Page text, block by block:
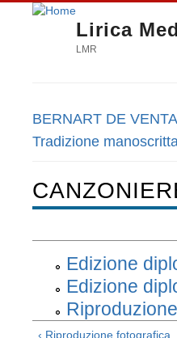
Lirica
LMR
Tu sei qui
BERNART DE
Tradizione manoscritta
Edizione
Edizione
‹ Riproduzione fotografica